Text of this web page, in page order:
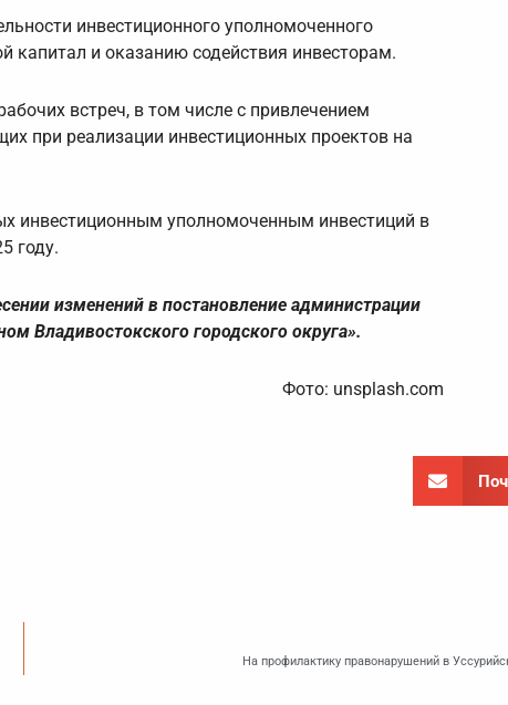
инвестиционного уполномоченного
капитал и оказанию содействия инвесторам.
встреч, в том числе с привлечением
при реализации инвестиционных проектов на
инвестиционным уполномоченным инвестиций в
году.
изменений в постановление администрации
Владивостокского городского округа».
Фото: unsplash.com
На профилактику правонарушений в